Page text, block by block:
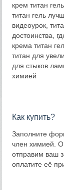
крем титан
титан гель
видеоурок,
достоинства,
крема титан
титан для
для стыков
химией
Как купить?
Заполните
член химией.
отправим ваш
оплатите её